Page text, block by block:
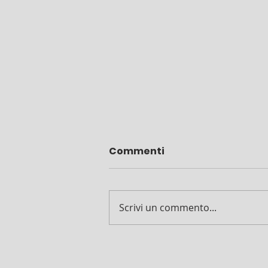
Commenti
Scrivi un commento...